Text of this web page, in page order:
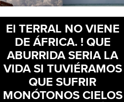
El TERRAL NO VIENE
DE ÁFRICA. ! QUE
ABURRIDA SERIA LA
VIDA SI TUVIÉRAMOS
QUE SUFRIR
MONÓTONOS CIELOS